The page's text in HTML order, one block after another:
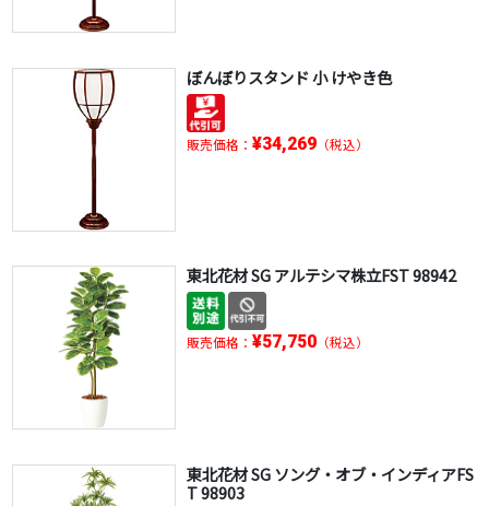
ぼんぼりスタンド 小 けやき色
販売価格： ¥34,269（税込）
東北花材 SG アルテシマ株立FST 98942
販売価格： ¥57,750（税込）
東北花材 SG ソング・オブ・インディアFS
T 98903